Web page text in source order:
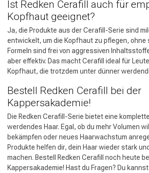
Ist Redken Cerafill auch für
Kopfhaut geeignet?
Ja, die Produkte aus der Cerafill-Serie sind
entwickelt, um die Kopfhaut zu pflegen, ohne
Formeln sind frei von aggressiven
aber effektiv. Das macht Cerafill ideal für
Kopfhaut, die trotzdem unter dünner
Bestell Redken Cerafill bei der
Kappersakademie!
Die Redken Cerafill-Serie bietet eine
werdendes Haar. Egal, ob du mehr Volumen
bekämpfen oder neues Haarwachstum
Produkte helfen dir, dein Haar wieder stark
machen. Bestell Redken Cerafill noch heute
Kappersakademie! Hast du Fragen? Du